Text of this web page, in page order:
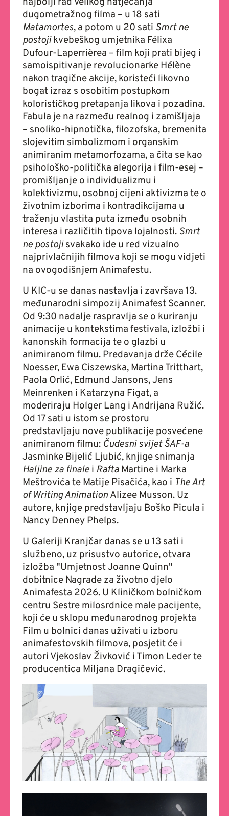
dugometražnog filma – u 18 sati
Matamortes, a potom u 20 sati Smrt ne
postojikvebeškog umjetnika Félixa
Dufour-Laperrièrea – film koji prati bijeg i
samoispitivanje revolucionarke Hélène
nakon tragične akcije, koristeći likovno
bogat izraz s osobitim postupkom
kolorističkog pretapanja likova i pozadina.
Fabula je na razmeđu realnog i zamišljaja
– snoliko-hipnotička, filozofska, bremenita
slojevitim simbolizmom i organskim
animiranim metamorfozama, a čita se kao
psihološko-politička alegorija i film-esej –
promišljanje o individualizmu i
kolektivizmu, osobnoj cijeni aktivizma te o
životnim izborima i kontradikcijama u
traženju vlastita puta između osobnih
interesa i različitih tipova lojalnosti. Smrt
ne postojisvakako ide u red vizualno
najprivlačnijih filmova koji se mogu vidjeti
na ovogodišnjem Animafestu.
U KIC-u se danas nastavlja i završava 13.
međunarodni simpozij Animafest Scanner.
Od 9:30 nadalje raspravlja se o kuriranju
animacije u kontekstima festivala, izložbi i
kanonskih formacija te o glazbi u
animiranom filmu. Predavanja drže Cécile
Noesser, Ewa Ciszewska, Martina Tritthart,
Paola Orlić, Edmund Jansons, Jens
Meinrenken i Katarzyna Figat, a
moderiraju Holger Lang i Andrijana Ružić.
Od 17 sati u istom se prostoru
predstavljaju nove publikacije posvećene
animiranom filmu: Čudesni svijet ŠAF-a
Jasminke Bijelić Ljubić, knjige snimanja
Haljine za finale i Rafta Martine i Marka
Meštrovića te Matije Pisačića, kao i The Art
of Writing Animation Alizee Musson. Uz
autore, knjige predstavljaju Boško Picula i
Nancy Denney Phelps.
U Galeriji Kranjčar danas se u 13 sati i
službeno, uz prisustvo autorice, otvara
izložba "Umjetnost Joanne Quinn"
dobitnice Nagrade za životno djelo
Animafesta 2026. U Kliničkom bolničkom
centru Sestre milosrdnice male pacijente,
koji će u sklopu međunarodnog projekta
Film u bolnici danas uživati u izboru
animafestovskih filmova, posjetit će i
autori Vjekoslav Živković i Timon Leder te
producentica Miljana Dragičević.